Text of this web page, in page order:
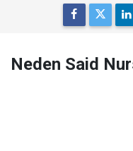
Neden Said